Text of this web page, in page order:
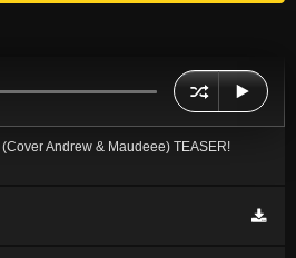
Andrew & Maudeee) TEASER!